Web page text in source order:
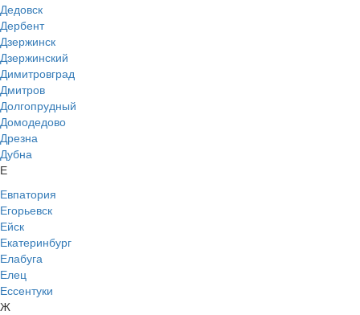
Дедовск
Дербент
Дзержинск
Дзержинский
Димитровград
Дмитров
Долгопрудный
Домодедово
Дрезна
Дубна
Е
Евпатория
Егорьевск
Ейск
Екатеринбург
Елабуга
Елец
Ессентуки
Ж